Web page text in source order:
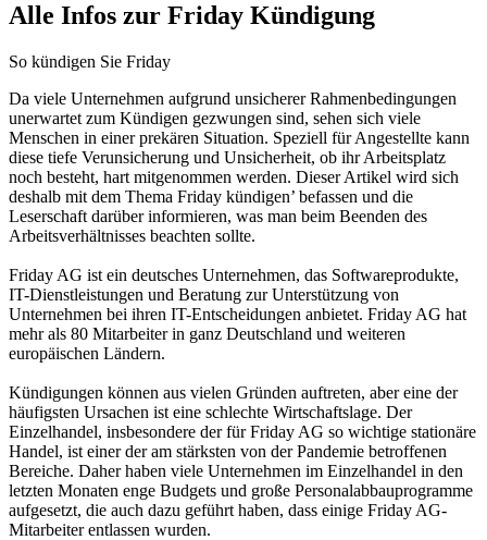
Alle Infos zur Friday Kündigung
So kündigen Sie Friday
Da viele Unternehmen aufgrund unsicherer Rahmenbedingungen
unerwartet zum Kündigen gezwungen sind, sehen sich viele
Menschen in einer prekären Situation. Speziell für Angestellte kann
diese tiefe Verunsicherung und Unsicherheit, ob ihr Arbeitsplatz
noch besteht, hart mitgenommen werden. Dieser Artikel wird sich
deshalb mit dem Thema Friday kündigen’ befassen und die
Leserschaft darüber informieren, was man beim Beenden des
Arbeitsverhältnisses beachten sollte.
Friday AG ist ein deutsches Unternehmen, das Softwareprodukte,
IT-Dienstleistungen und Beratung zur Unterstützung von
Unternehmen bei ihren IT-Entscheidungen anbietet. Friday AG hat
mehr als 80 Mitarbeiter in ganz Deutschland und weiteren
europäischen Ländern.
Kündigungen können aus vielen Gründen auftreten, aber eine der
häufigsten Ursachen ist eine schlechte Wirtschaftslage. Der
Einzelhandel, insbesondere der für Friday AG so wichtige stationäre
Handel, ist einer der am stärksten von der Pandemie betroffenen
Bereiche. Daher haben viele Unternehmen im Einzelhandel in den
letzten Monaten enge Budgets und große Personalabbauprogramme
aufgesetzt, die auch dazu geführt haben, dass einige Friday AG-
Mitarbeiter entlassen wurden.